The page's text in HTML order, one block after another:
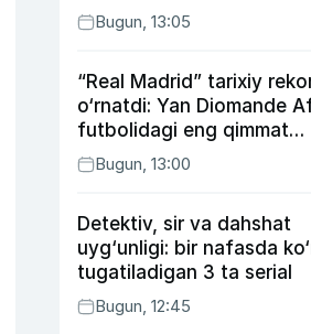
suhbatlashdi
Bugun, 13:05
“Real Madrid” tarixiy
o‘rnatdi: Yan Diomande
futbolidagi eng qimmat
transferga aylandi
Bugun, 13:00
Detektiv, sir va dahshat
uyg‘unligi: bir nafasda
tugatiladigan 3 ta serial
Bugun, 12:45